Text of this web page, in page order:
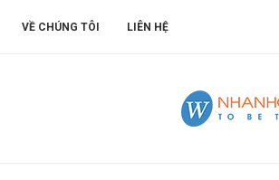
VỀ CHÚNG TÔI LIÊN HỆ